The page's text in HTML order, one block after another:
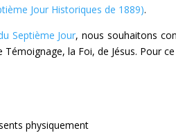
Jour Historiques de 1889).
Septième Jour, nous souhaitons
la Foi, de Jésus. Pour
physiquement